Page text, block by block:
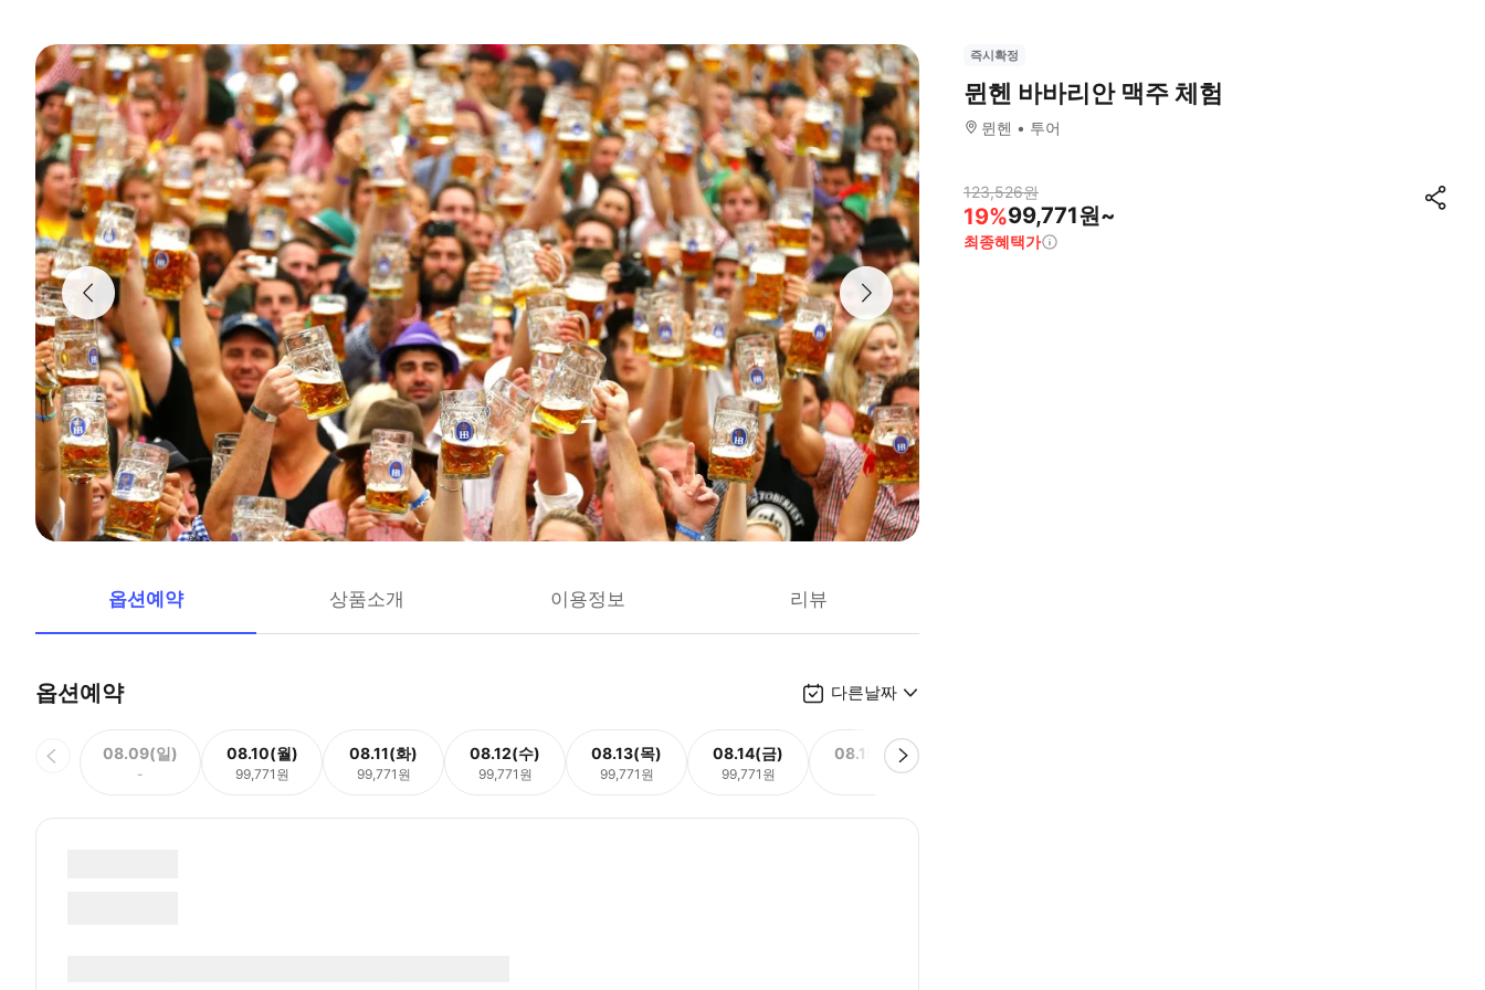
옵션예약 상품소개 이용정보 리뷰
옵션예약 다른날짜
08.09(일)
-
08.10(월)
99,771원
08.11(화)
99,771원
08.12(수)
99,771원
08.13(목)
99,771원
08.14(금)
99,771원
08.15(토)
즉시확정
뮌헨 바바리안 맥주 체험
뮌헨 투어
123,526원
19%99,771원~
최종혜택가